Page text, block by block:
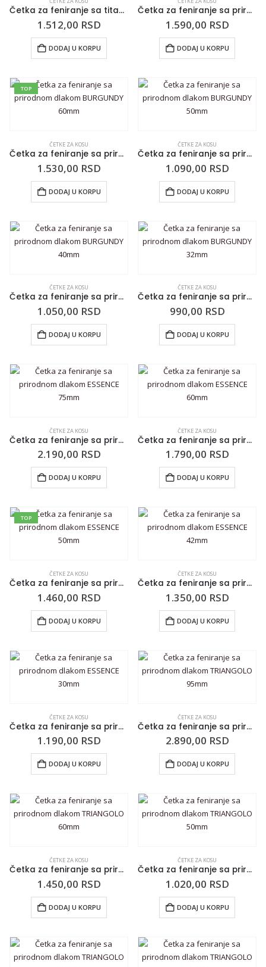
Četka za feniranje sa titanijumskom tubom 3ME 26mm narandžasta
1.512,00 RSD
DODAJ U KORPU
Četka za feniranje sa prirodnom dlakom BURGUNDY 72mm
1.590,00 RSD
DODAJ U KORPU
TOP
ČETKE ZA KOSU
Četka za feniranje sa prirodnom dlakom BURGUNDY 60mm
1.530,00 RSD
DODAJ U KORPU
ČETKE ZA KOSU
Četka za feniranje sa prirodnom dlakom BURGUNDY 50mm
1.090,00 RSD
DODAJ U KORPU
ČETKE ZA KOSU
Četka za feniranje sa prirodnom dlakom BURGUNDY 40mm
1.050,00 RSD
DODAJ U KORPU
ČETKE ZA KOSU
Četka za feniranje sa prirodnom dlakom BURGUNDY 32mm
990,00 RSD
DODAJ U KORPU
ČETKE ZA KOSU
Četka za feniranje sa prirodnom dlakom ESSENCE 75mm
2.190,00 RSD
DODAJ U KORPU
ČETKE ZA KOSU
Četka za feniranje sa prirodnom dlakom ESSENCE 60mm
1.790,00 RSD
DODAJ U KORPU
TOP
ČETKE ZA KOSU
Četka za feniranje sa prirodnom dlakom ESSENCE 50mm
1.460,00 RSD
DODAJ U KORPU
ČETKE ZA KOSU
Četka za feniranje sa prirodnom dlakom ESSENCE 42mm
1.350,00 RSD
DODAJ U KORPU
ČETKE ZA KOSU
Četka za feniranje sa prirodnom dlakom ESSENCE 30mm
1.190,00 RSD
DODAJ U KORPU
ČETKE ZA KOSU
Četka za feniranje sa prirodnom dlakom TRIANGOLO 95mm
2.890,00 RSD
DODAJ U KORPU
ČETKE ZA KOSU
Četka za feniranje sa prirodnom dlakom TRIANGOLO 60mm
1.450,00 RSD
DODAJ U KORPU
ČETKE ZA KOSU
Četka za feniranje sa prirodnom dlakom TRIANGOLO 50mm
1.020,00 RSD
DODAJ U KORPU